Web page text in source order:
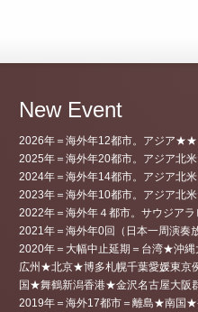
New Event
2026年＝海外年12都市。アジア
2025年＝海外年20都市。アジア
2024年＝海外年14都市。アジア
2023年＝海外年10都市。アジア
2022年＝海外年４都市。サウジア
2021年＝海外年0回（日本一周演奏
2020年＝大幅中止延期＝台湾★沖
広州★北京★博多札幌千葉愛媛東
国★舞鶴新潟香港★金沢名古屋大阪
2019年＝海外17都市＝離島★南